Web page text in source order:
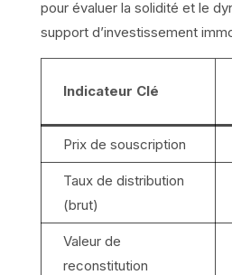
pour évaluer la solidité et le
support d’investissement
Indicateur Clé
Prix de souscription
Taux de distribution
(brut)
Valeur de
reconstitution